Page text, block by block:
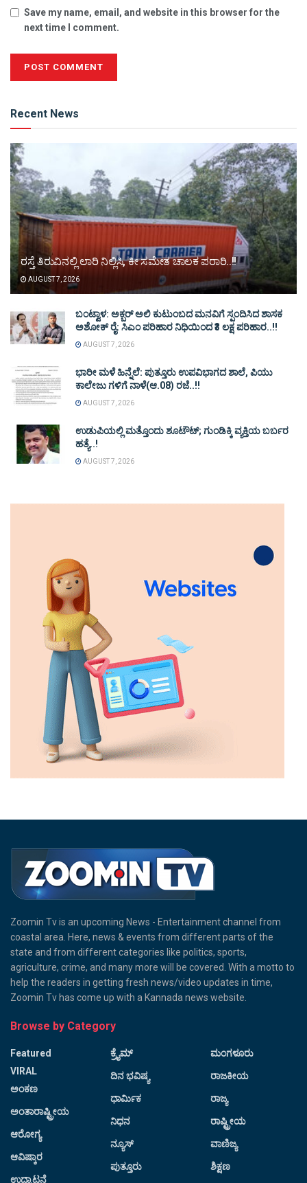
Save my name, email, and website in this browser for the
next time I comment.
Recent News
ರಸ್ತೆ ತಿರುವಿನಲ್ಲಿ ಲಾರಿ ನಿಲ್ಲಿಸಿ, ಕೀ ಸಮೇತ ಚಾಲಕ ಪರಾರಿ..!!
AUGUST 7, 2026
ಬಂಟ್ವಾಳ: ಅಕ್ಬರ್ ಅಲಿ ಕುಟುಂಬದ ಮನವಿಗೆ ಸ್ಪಂದಿಸಿದ ಶಾಸಕ
ಅಶೋಕ್ ರೈ: ಸಿಎಂ ಪರಿಹಾರ ನಿಧಿಯಿಂದ ₹3 ಲಕ್ಷ ಪರಿಹಾರ..!!
AUGUST 7, 2026
ಭಾರೀ ಮಳೆ ಹಿನ್ನೆಲೆ: ಪುತ್ತೂರು ಉಪವಿಭಾಗದ ಶಾಲೆ, ಪಿಯು
ಕಾಲೇಜು ಗಳಿಗೆ ನಾಳೆ(ಆ.08) ರಜೆ..!!
AUGUST 7, 2026
ಉಡುಪಿಯಲ್ಲಿ ಮತ್ತೊಂದು ಶೂಟೌಟ್‌; ಗುಂಡಿಕ್ಕಿ ವ್ಯಕ್ತಿಯ ಬರ್ಬರ
ಹತ್ಯೆ..!
AUGUST 7, 2026
Zoomin Tv is an upcoming News - Entertainment channel from
coastal area. Here, news & events from different parts of the
state and from different categories like politics, sports,
agriculture, crime, and many more will be covered. With a motto to
help the readers in getting fresh news/video updates in time,
Zoomin Tv has come up with a Kannada news website.
Browse by Category
Featured
VIRAL
ಅಂಕಣ
ಅಂತಾರಾಷ್ಟ್ರೀಯ
ಆರೋಗ್ಯ
ಆವಿಷ್ಕಾರ
ಉದ್ಘಾಟನೆ
ಕ್ರೈಮ್
ದಿನ ಭವಿಷ್ಯ
ಧಾರ್ಮಿಕ
ನಿಧನ
ನ್ಯೂಸ್
ಪುತ್ತೂರು
ಮಂಗಳೂರು
ರಾಜಕೀಯ
ರಾಜ್ಯ
ರಾಷ್ಟ್ರೀಯ
ವಾಣಿಜ್ಯ
ಶಿಕ್ಷಣ